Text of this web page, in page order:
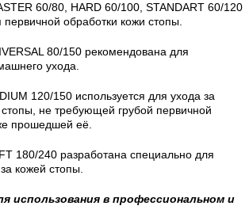
60/80, HARD 60/100, STANDART 60/120
первичной обработки кожи стопы.
80/150 рекомендована для
ухода.
120/150 используется для ухода за
не требующей грубой первичной
прошедшей её.
180/240 разработана специально для
кожей стопы.
использования в профессиональном и